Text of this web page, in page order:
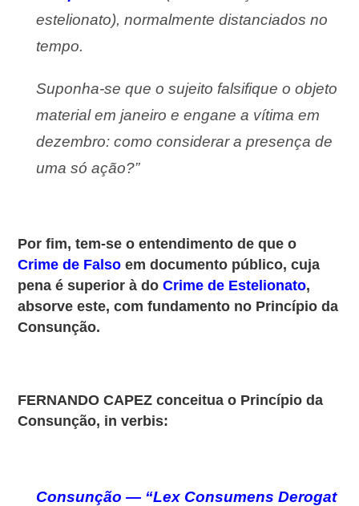
estelionato), normalmente distanciados no
tempo.
Suponha-se que osujeito falsifique o objeto
material em janeiro e engane a vítima em
dezembro: como considerar a presença de
uma só ação?”
Por fim, tem-se o entendimento de que o
Crime de Falso em documento público, cuja
pena é superior à doCrime de Estelionato,
absorve este, com fundamento no Princípio da
Consunção.
FERNANDO CAPEZ conceitua o Princípio da
Consunção, in verbis:
Consunção — “Lex Consumens Derogat